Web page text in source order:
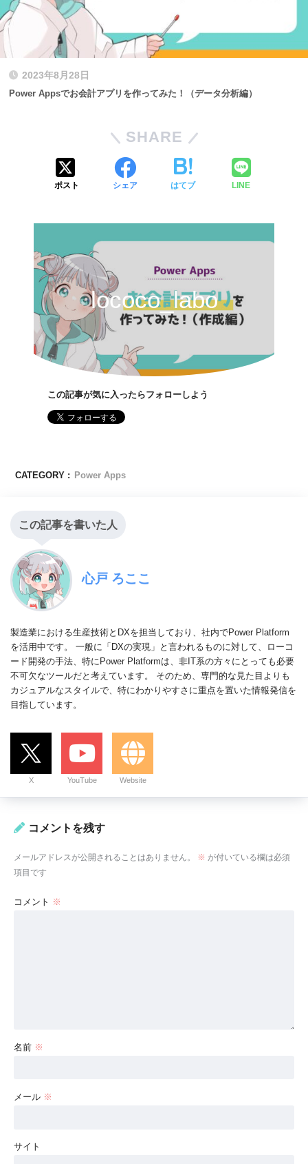
2023年8月28日
Power Appsでお会計アプリを作ってみた！（データ分析編）
SHARE
ポスト シェア はてブ LINE
lococo_labo
この記事が気に入ったらフォローしよう
CATEGORY : Power Apps
この記事を書いた人
心戸 ろここ
製造業における生産技術とDXを担当しており、社内でPower Platform
を活用中です。 一般に「DXの実現」と言われるものに対して、ローコ
ード開発の手法、特にPower Platformは、非IT系の方々にとっても必要
不可欠なツールだと考えています。 そのため、専門的な見た目よりも
カジュアルなスタイルで、特にわかりやすさに重点を置いた情報発信を
目指しています。
X YouTube Website
コメントを残す
メールアドレスが公開されることはありません。 ※ が付いている欄は必須
項目です
コメント ※
名前 ※
メール ※
サイト